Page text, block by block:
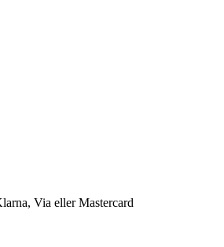
Via eller Mastercard